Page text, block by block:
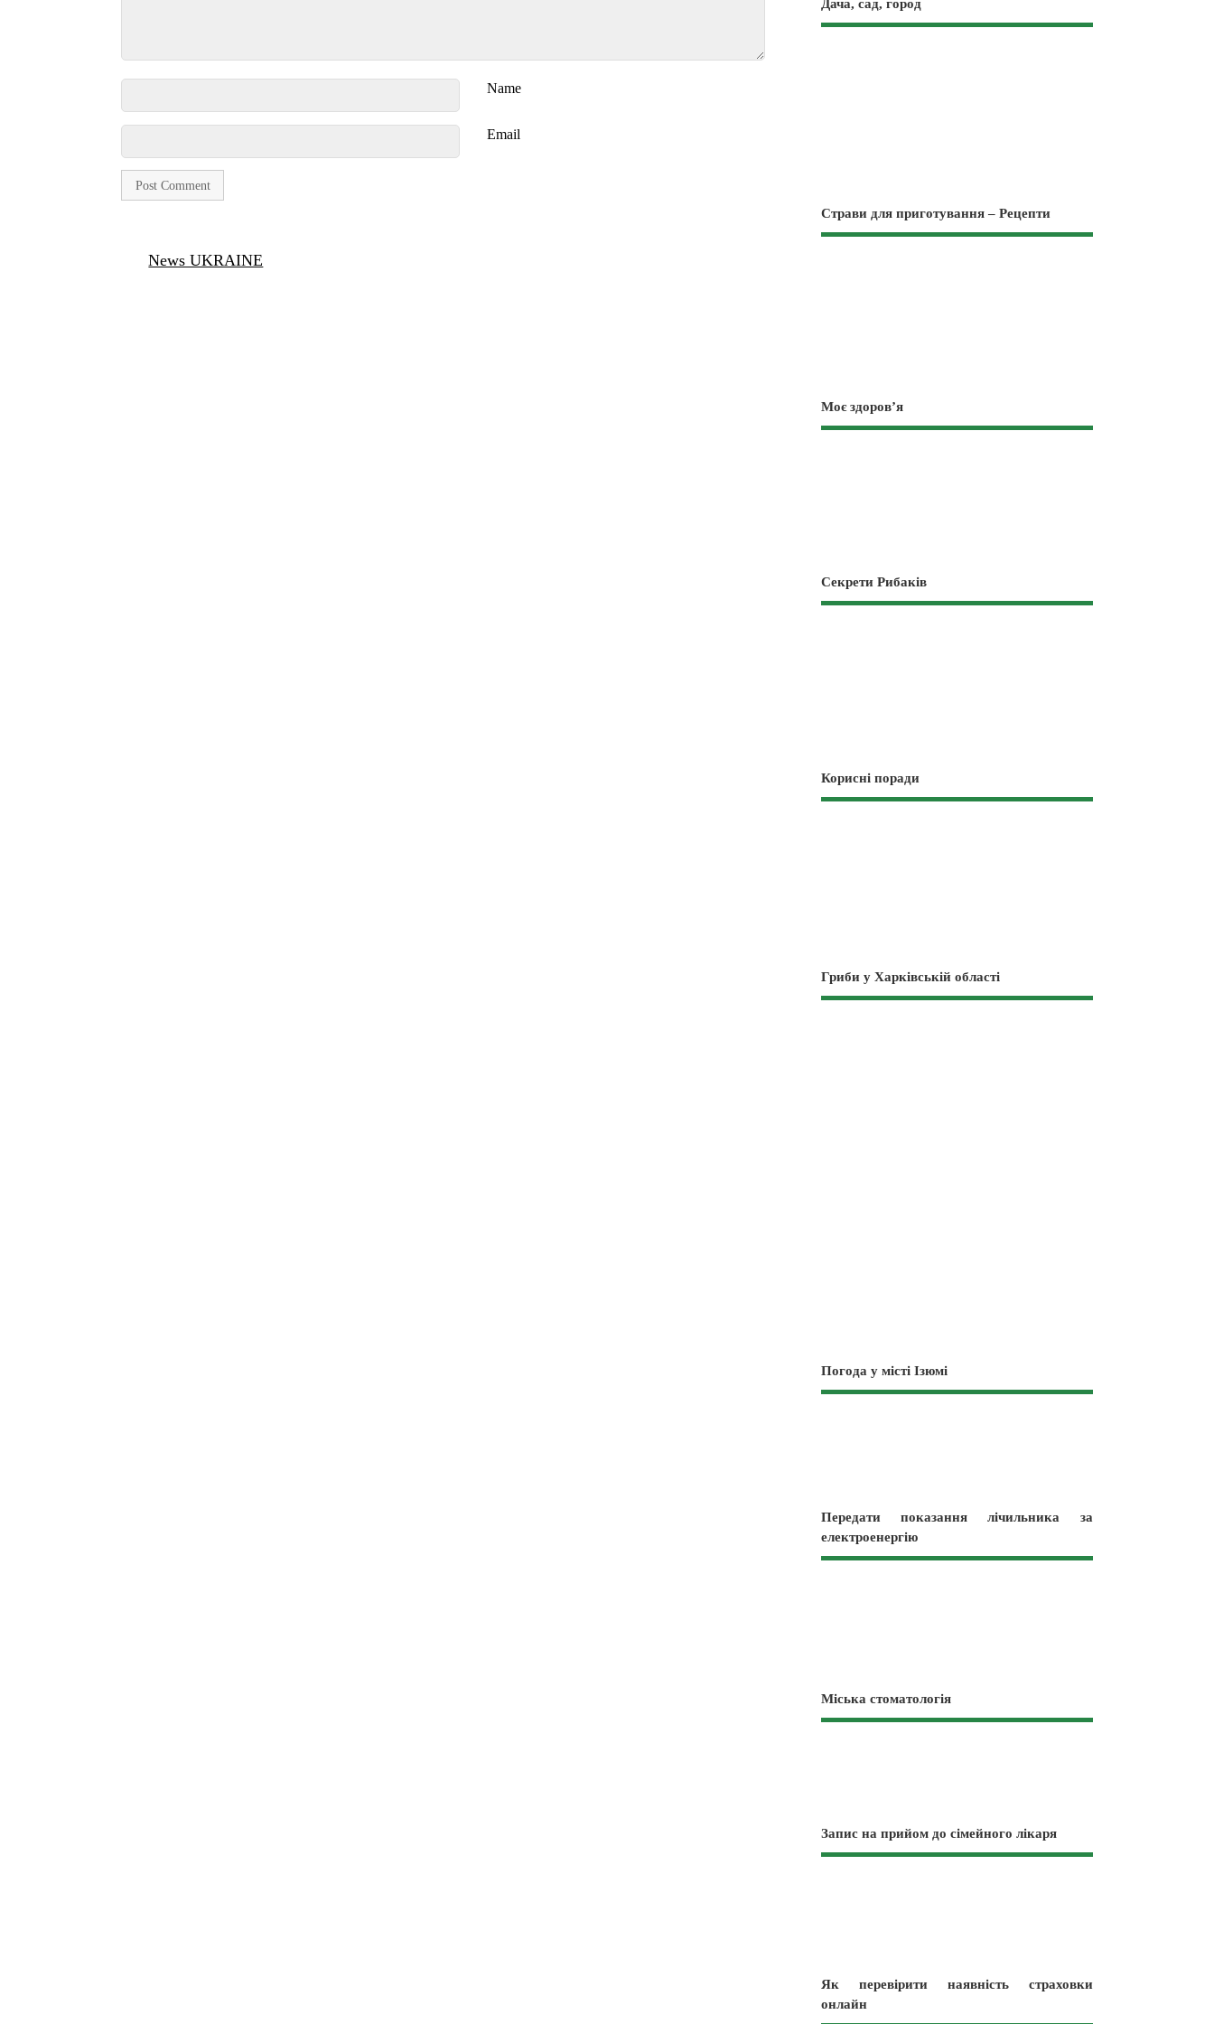
Name
Email
News UKRAINE
Дача, сад, город
Страви для приготування – Рецепти
Моє здоров’я
Секрети Рибаків
Корисні поради
Гриби у Харківській області
Погода у місті Ізюмі
Передати показання лічильника за
електроенергію
Міська стоматологія
Запис на прийом до сімейного лікаря
Як перевірити наявність страховки
онлайн